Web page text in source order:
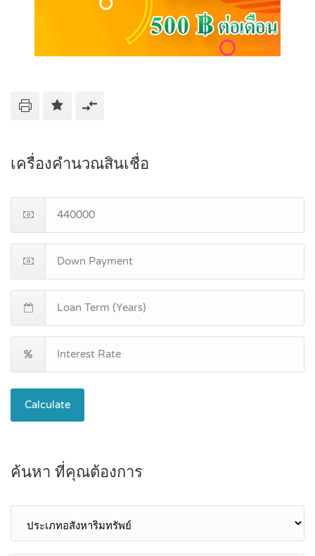
เครื่องคำนวณสินเชื่อ
Calculate
ค้นหา ที่คุณต้องการ